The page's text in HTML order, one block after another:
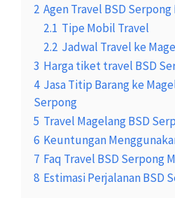
2 Agen Travel BSD
2.1 Tipe Mobil Travel
2.2 Jadwal Travel ke
3 Harga tiket travel BSD
4 Jasa Titip Barang ke
Serpong
5 Travel Magelang BSD
6 Keuntungan
7 Faq Travel BSD Serpong
8 Estimasi Perjalanan BSD